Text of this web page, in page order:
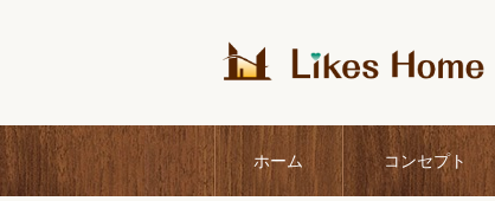
ホーム コンセプト